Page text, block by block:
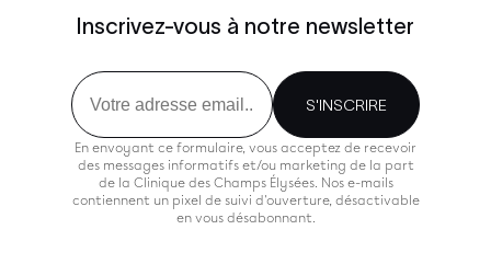
Inscrivez-vous à notre newsletter
Email
S'INSCRIRE
En envoyant ce formulaire, vous acceptez de recevoir
des messages informatifs et/ou marketing de la part
de la Clinique des Champs Élysées. Nos e-mails
contiennent un pixel de suivi d'ouverture, désactivable
en vous désabonnant.